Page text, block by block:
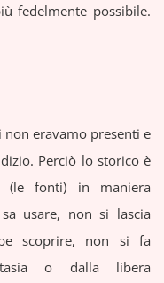
fedelmente possibile.
eravamo presenti e
Perciò lo storico è
(le fonti) in maniera
usare, non si lascia
scoprire, non si fa
o dalla libera